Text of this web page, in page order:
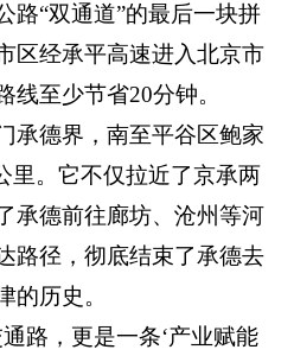
路“双通道”的最后一块拼
区经承平高速进入北京市
线至少节省20分钟。
承德界，南至平谷区鲍家
里。它不仅拉近了京承两
承德前往廊坊、沧州等河
路径，彻底结束了承德去
的历史。
路，更是一条‘产业赋能